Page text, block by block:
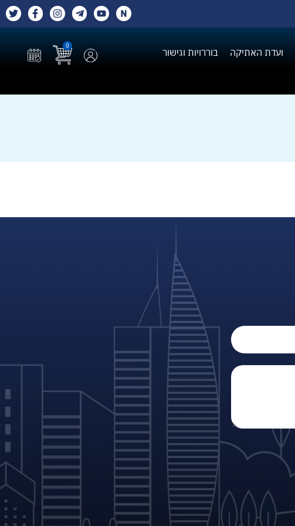
ועדת האתיקה
בוררויות וגישור
0